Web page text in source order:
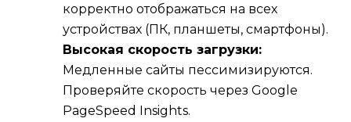
корректно отображаться на всех
устройствах (ПК, планшеты, смартфоны).
Высокая скорость загрузки:
Медленные сайты пессимизируются.
Проверяйте скорость через Google
PageSpeed Insights.